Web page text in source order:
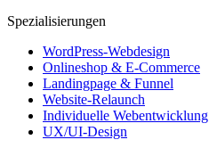
Spezialisierungen
WordPress-Webdesign
Onlineshop & E-Commerce
Landingpage & Funnel
Website-Relaunch
Individuelle Webentwicklung
UX/UI-Design